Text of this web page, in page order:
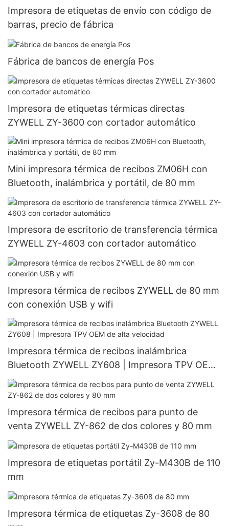
Impresora de etiquetas de envío con código de
barras, precio de fábrica
Fábrica de bancos de energía Pos
Impresora de etiquetas térmicas directas
ZYWELL ZY-3600 con cortador automático
Mini impresora térmica de recibos ZM06H con
Bluetooth, inalámbrica y portátil, de 80 mm
Impresora de escritorio de transferencia térmica
ZYWELL ZY-4603 con cortador automático
Impresora térmica de recibos ZYWELL de 80 mm
con conexión USB y wifi
Impresora térmica de recibos inalámbrica
Bluetooth ZYWELL ZY608 | Impresora TPV OEM
de alta velocidad
Impresora térmica de recibos para punto de
venta ZYWELL ZY-862 de dos colores y 80 mm
Impresora de etiquetas portátil Zy-M430B de 110
mm
Impresora térmica de etiquetas Zy-3608 de 80